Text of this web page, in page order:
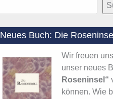
Neues Buch: Die Roseninsel
Wir freuen
unser neues
Roseninsel“
können. Wie